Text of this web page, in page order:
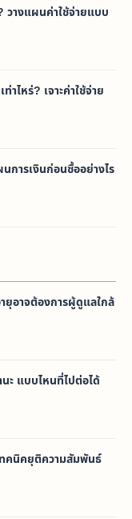
วางแผนค่าใช้จ่ายแบบ
าไหร่? เจาะค่าใช้จ่าย
การเงินก่อนซื้ออย่างไร
อาจต้องการผู้ดูแลใกล้
ะ แบบไหนที่ไปต่อได้
ทคนิคยุติความสัมพันธ์